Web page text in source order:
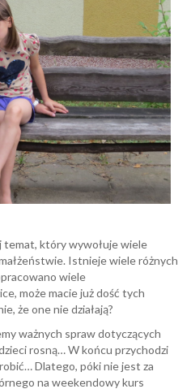
temat, który wywołuje wiele
Istnieje wiele różnych
wiele
może macie już dość tych
że one nie działają?
ważnych spraw dotyczących
rosną… W końcu przychodzi
Dlatego, póki nie jest za
na weekendowy kurs